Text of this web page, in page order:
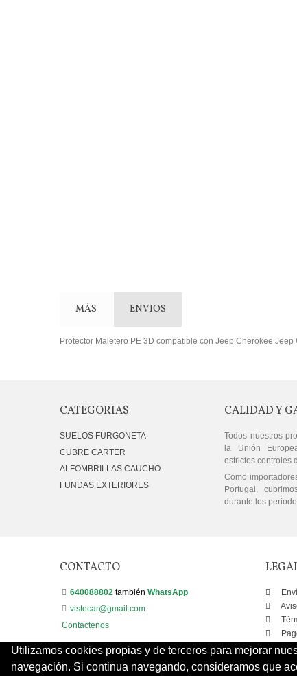
Utilizamos cookies propias y de terceros para mejorar
navegación. Si continua navegando, consideramos que
MÁS ENVIOS
Protector Maletero PE 3D compatible con Jeep Cherokee
CATEGORIAS
SUELOS FURGONETA
CUBRE CARTER
ALFOMBRILLAS CAUCHO
FUNDAS EXTERIORES
CALIDAD Y
Todos nuestros
la Unión
estrictos controles
Como
Portugal,
durante los
CONTACTO
640088802 también WhatsApp
vistecar@gmail.com
Contactenos